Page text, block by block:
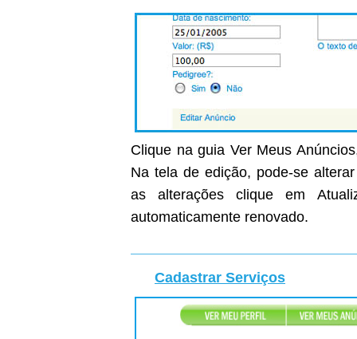
Clique na guia Ver Meus
Na tela de edição, pode-se
as alterações clique em
automaticamente renovado.
Cadastrar Serviços